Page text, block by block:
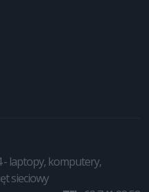
- laptopy, komputery,
sieciowy